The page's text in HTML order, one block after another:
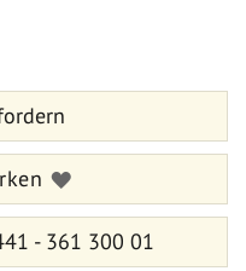
- 361 300 01